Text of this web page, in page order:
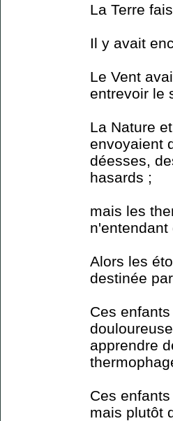
La Terre
Il y avait
Le Vent
entrevoir le
La Nature
envoyaient
déesses,
hasards ;
mais les
Alors les
destinée
Ces
apprendre
Ces
mais plutôt